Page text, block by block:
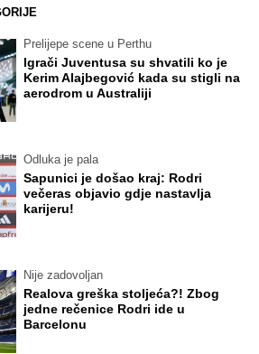
Prelijepe scene u Perthu
Igrači Juventusa su shvatili ko je
Kerim Alajbegović kada su stigli na
aerodrom u Australiji
Odluka je pala
Sapunici je došao kraj: Rodri
večeras objavio gdje nastavlja
karijeru!
Nije zadovoljan
Realova greška stoljeća?! Zbog
jedne rečenice Rodri ide u
Barcelonu